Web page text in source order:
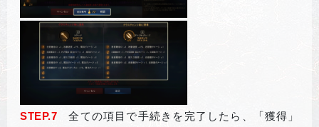
STEP.7
全ての項目で手続きを完了したら、「獲得」